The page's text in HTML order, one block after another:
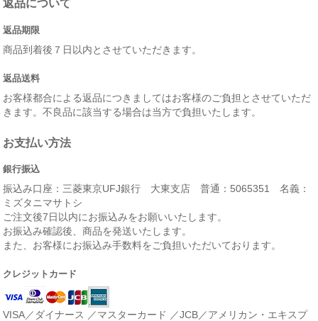
返品について
返品期限
商品到着後７日以内とさせていただきます。
返品送料
お客様都合による返品につきましてはお客様のご負担とさせていただ
きます。不良品に該当する場合は当方で負担いたします。
お支払い方法
銀行振込
振込み口座：三菱東京UFJ銀行 大東支店 普通：5065351 名義：
ミズタニマサトシ
ご注文後7日以内にお振込みをお願いいたします。
お振込み確認後、商品を発送いたします。
また、お客様にお振込み手数料をご負担いただいております。
クレジットカード
VISA／ダイナース ／マスターカード ／JCB／アメリカン・エキスプ